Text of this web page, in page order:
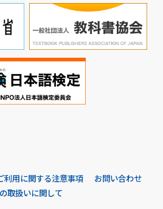
利用に関する注意事項
お問い合わせ
取扱いに関して